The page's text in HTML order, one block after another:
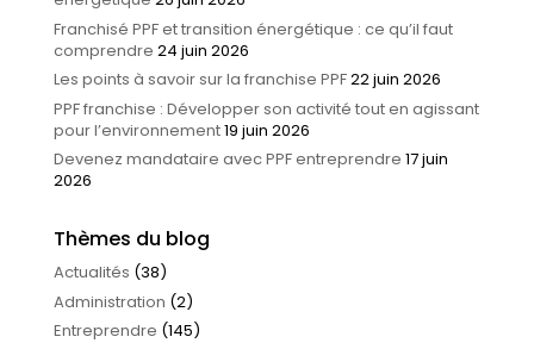
Franchisé PPF et transition énergétique : ce qu’il faut
comprendre 24 juin 2026
Les points à savoir sur la franchise PPF22 juin 2026
PPF franchise : Développer son activité tout en agissant
pour l’environnement19 juin 2026
Devenez mandataire avec PPF entreprendre 17 juin
2026
Thèmes du blog
Actualités (38)
Administration (2)
Entreprendre (145)